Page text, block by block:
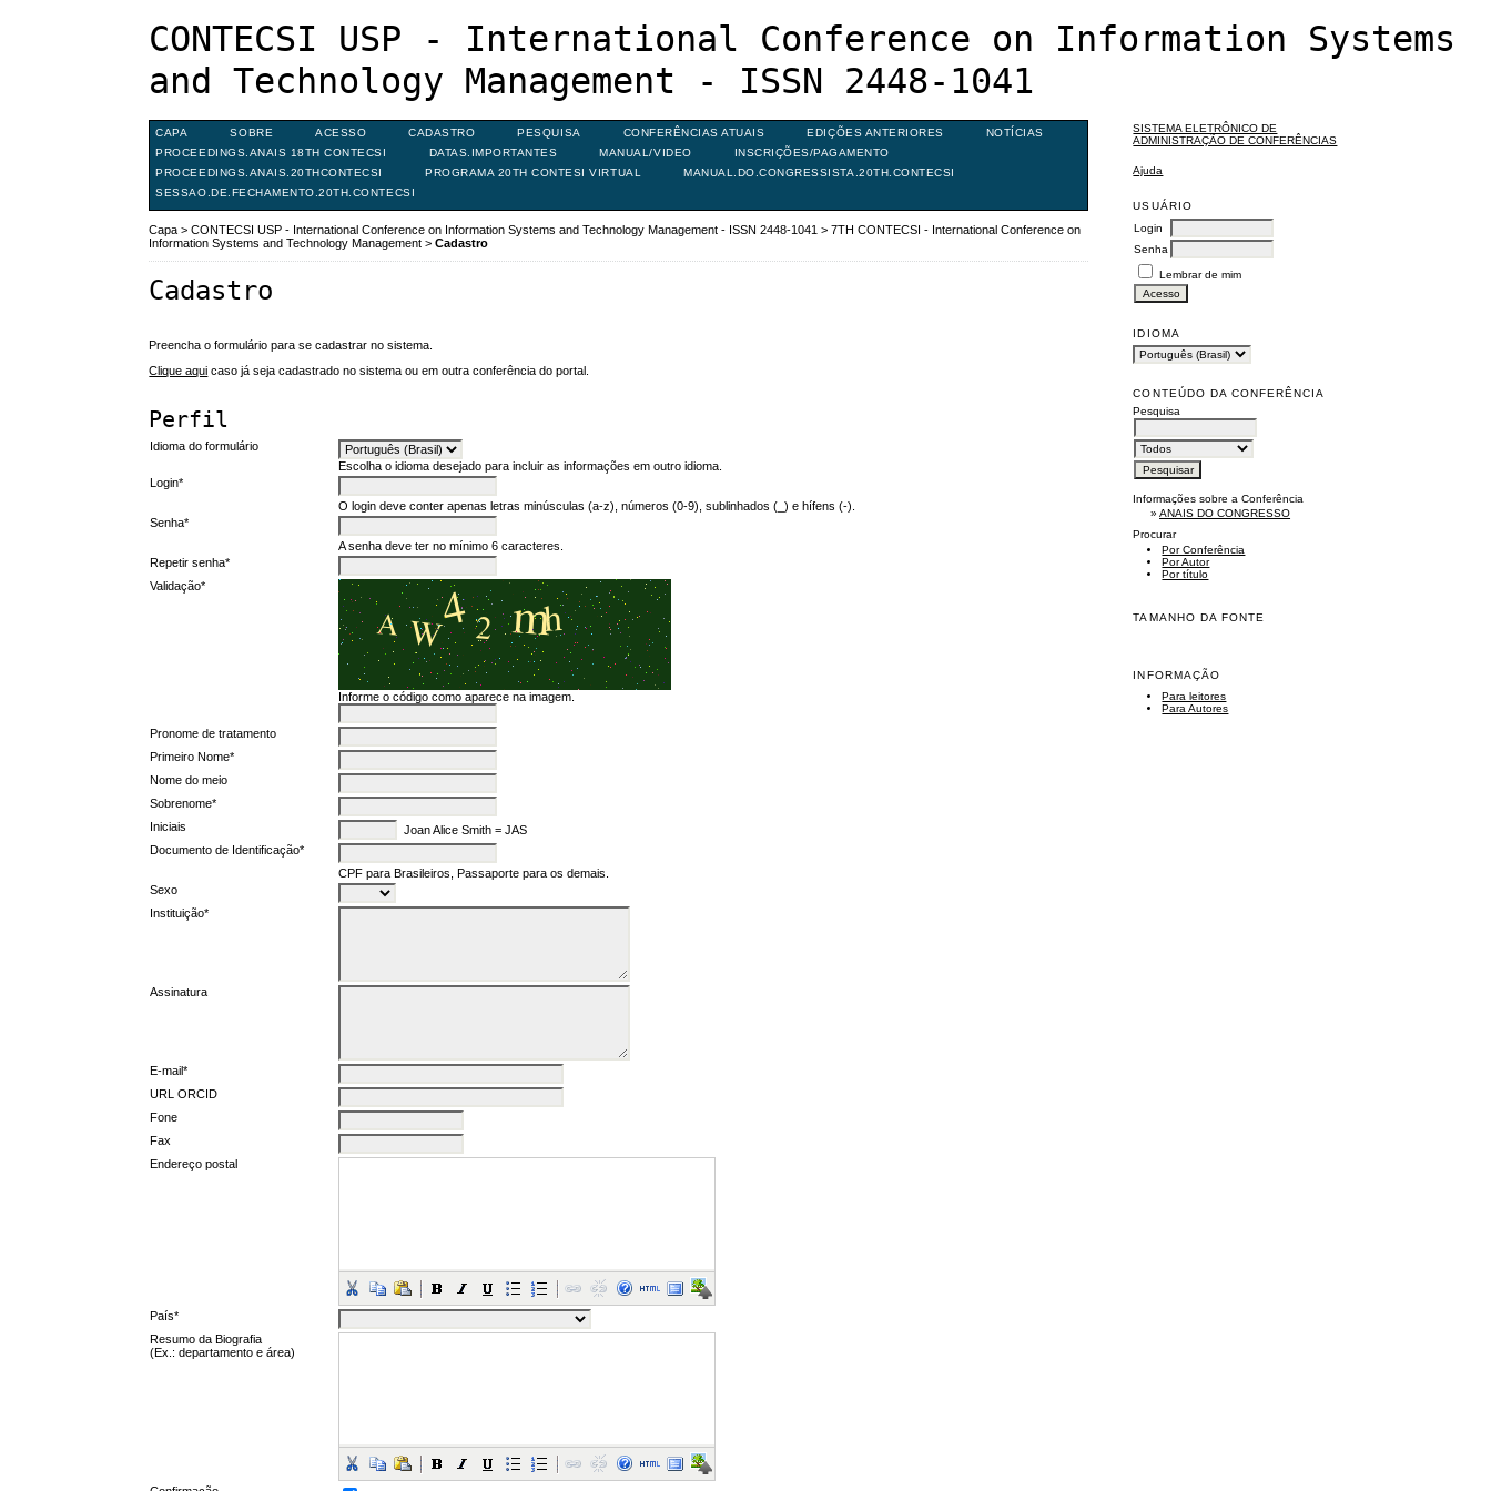
CONTECSI USP - International Conference on Information Systems
and Technology Management - ISSN 2448-1041
SISTEMA ELETRÔNICO DE
ADMINISTRAÇÃO DE CONFERÊNCIAS
Ajuda
USUÁRIO
Login
Senha
Lembrar de mim
IDIOMA
CONTEÚDO DA CONFERÊNCIA
Pesquisa
Informações sobre a Conferência
»ANAIS DO CONGRESSO
Procurar
Por Conferência
Por Autor
Por título
TAMANHO DA FONTE
INFORMAÇÃO
Para leitores
Para Autores
CAPA SOBRE ACESSO CADASTRO PESQUISA CONFERÊNCIAS ATUAIS EDIÇÕES ANTERIORES
NOTÍCIAS
PROCEEDINGS.ANAIS 18TH CONTECSI
DATAS.IMPORTANTES MANUAL/VIDEO
INSCRIÇÕES/PAGAMENTO
PROCEEDINGS.ANAIS.20THCONTECSI
PROGRAMA 20TH CONTESI VIRTUAL
MANUAL.DO.CONGRESSISTA.20TH.CONTECSI
SESSAO.DE.FECHAMENTO.20TH.CONTECSI
Capa >CONTECSI USP - International Conference on Information Systems and Technology Management - ISSN 2448-1041 >7TH CONTECSI - International Conference on
Information Systems and Technology Management >Cadastro
Cadastro
Preencha o formulário para se cadastrar no sistema.
Clique aqui caso já seja cadastrado no sistema ou em outra conferência do portal.
Perfil
Idioma do formulário
Escolha o idioma desejado para incluir as informações em outro idioma.
Login*
O login deve conter apenas letras minúsculas (a-z), números (0-9), sublinhados (_) e hífens (-).
Senha*
A senha deve ter no mínimo 6 caracteres.
Repetir senha*
Validação*
Informe o código como aparece na imagem.
Pronome de tratamento
Primeiro Nome*
Nome do meio
Sobrenome*
Iniciais
Joan Alice Smith = JAS
Documento de Identificação*
CPF para Brasileiros, Passaporte para os demais.
Sexo
Instituição*
Assinatura
E-mail*
URL ORCID
Fone
Fax
Endereço postal
País*
Resumo da Biografia
(Ex.: departamento e área)